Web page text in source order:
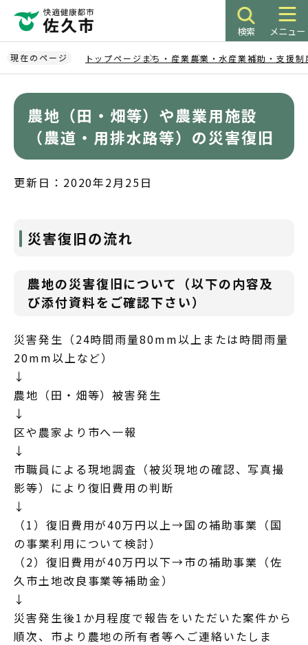
ペ
ー
ジ
検索 メニュー
現在のページ トップページ まち・産業農業・水産業補助・支援制
農地（田・畑等）や農業用施設
（農道・用排水路等）の災害復旧
更新日：2020年2月25日
災害復旧の流れ
農地の災害復旧について（以下の内容及
び添付資料をご確認下さい）
災害発生（24時間雨量80mm以上または時間雨量
20mm以上など）
↓
農地（田・畑等）被害発生
↓
区や農家より市へ一報
↓
市職員による現地調査（被災現地の確認、写真撮
影等）により復旧費用の判断
↓
（1）復旧費用が40万円以上→国の補助事業（国
の事業利用について検討）
（2）復旧費用が40万円以下→市の補助事業（佐
久市土地改良事業等補助金）
↓
災害発生後1か月程度で報告をいただいた案件から
順次、市より農地の所有者等へご連絡いたしま